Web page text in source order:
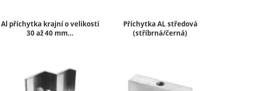
Al příchytka krajní o velikosti
30 až 40 mm…
Příchytka AL středová
(stříbrná/černá)